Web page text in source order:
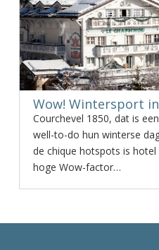
Wow! Wintersport
Courchevel 1850, dat is
well-to-do hun winterse
de chique hotspots is hotel
hoge Wow-factor…